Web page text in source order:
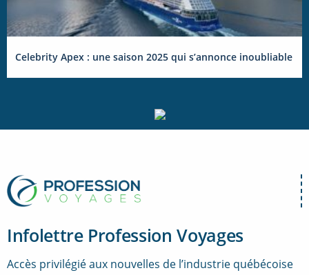
Celebrity Apex : une saison 2025 qui s’annonce inoubliable
Infolettre Profession Voyages
Accès privilégié aux nouvelles de l’industrie québécoise